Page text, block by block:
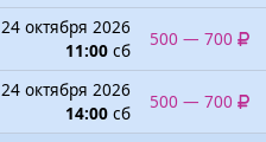
24 октября 2026
11:00 сб
500 — 700
24 октября 2026
14:00 сб
500 — 700